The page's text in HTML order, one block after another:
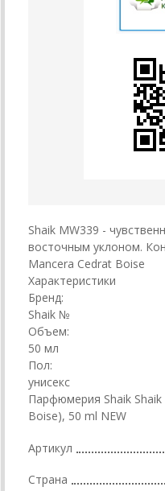
Shaik MW339 -
восточным уклоном.
Mancera Cedrat Boise
Характеристики
Бренд:
Shaik №
Объем:
50 мл
Пол:
унисекс
Парфюмерия Shaik
Boise), 50 ml NEW
Артикул
Страна